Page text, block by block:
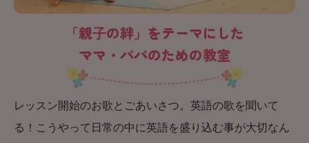
「親⼦の絆」をテーマにした
ママ・パパのための教室
レッスン開始のお歌とごあいさつ。英語の歌を聞いて
る！こうやって日常の中に英語を盛り込む事が大切なん